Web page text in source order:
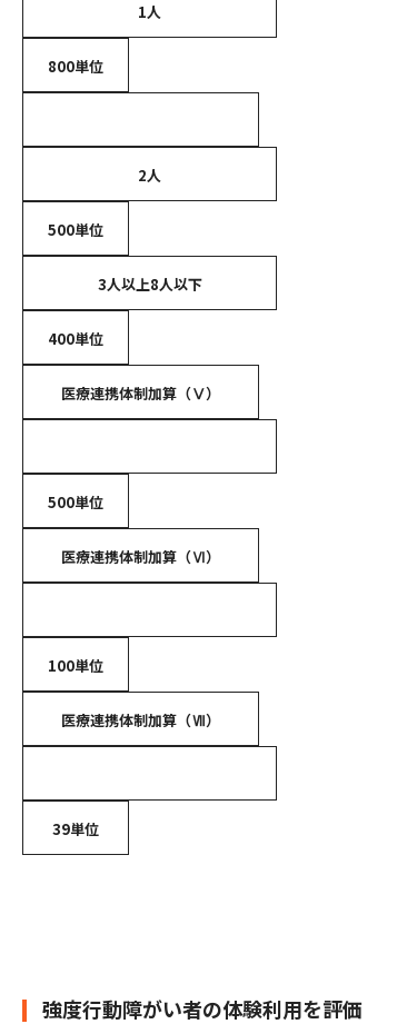
1人
800単位
2人
500単位
3人以上8人以下
400単位
医療連携体制加算（Ⅴ）
500単位
医療連携体制加算（Ⅵ）
100単位
医療連携体制加算（Ⅶ）
39単位
強度行動障がい者の体験利用を評価